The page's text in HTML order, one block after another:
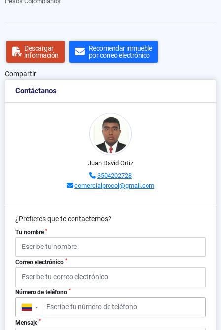
Descargar
información
Recomendar inmueble
por correo electrónico
Compartir
Contáctanos
Juan David Ortiz
3504202728
comercialprocol@gmail.com
¿Prefieres que te contactemos?
Tu nombre *
Correo electrónico *
Número de teléfono *
▼
Mensaje *